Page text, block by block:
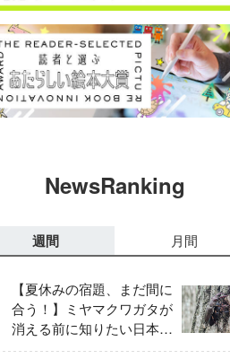
NewsRanking
週間 月間
【夏休みの宿題、まだ間に
合う！】ミヤマクワガタが
消える前に知りたい日本の
異変